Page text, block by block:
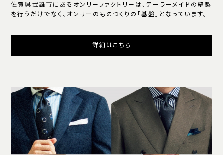
佐賀県武雄市にあるオンリーファクトリーは、テーラーメイドの縫製
を行うだけでなく、オンリーのものつくりの「基盤」となっています。
詳細はこちら